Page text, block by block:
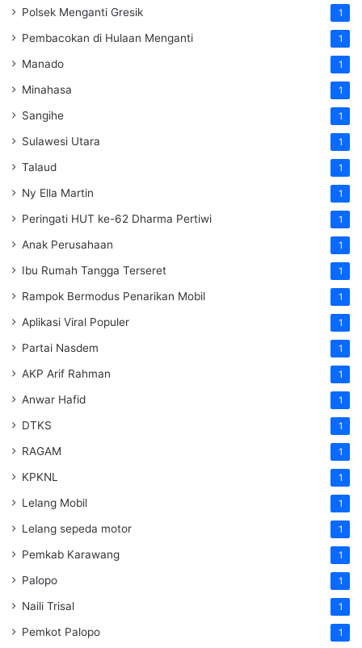
Polsek Menganti Gresik 1
Pembacokan di Hulaan Menganti 1
Manado 1
Minahasa 1
Sangihe 1
Sulawesi Utara 1
Talaud 1
Ny Ella Martin 1
Peringati HUT ke-62 Dharma Pertiwi 1
Anak Perusahaan 1
Ibu Rumah Tangga Terseret 1
Rampok Bermodus Penarikan Mobil 1
Aplikasi Viral Populer 1
Partai Nasdem 1
AKP Arif Rahman 1
Anwar Hafid 1
DTKS 1
RAGAM 1
KPKNL 1
Lelang Mobil 1
Lelang sepeda motor 1
Pemkab Karawang 1
Palopo 1
Naili Trisal 1
Pemkot Palopo 1